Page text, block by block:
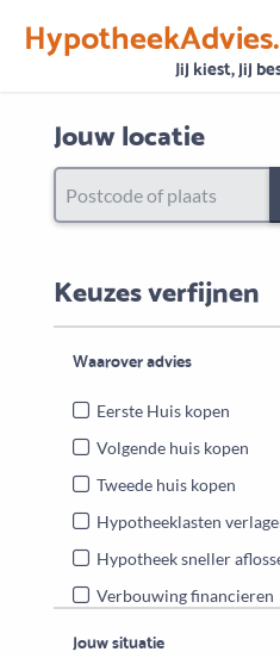
Jij kiest, jij
VertrouwenAlle
Jouw locatie
Keuzes verfijnen
Waarover advies
Eerste Huis kopen
Volgende huis kopen
Tweede huis kopen
Hypotheeklasten
Hypotheek sneller
Verbouwing financieren
Energiebesparende
Jouw situatie